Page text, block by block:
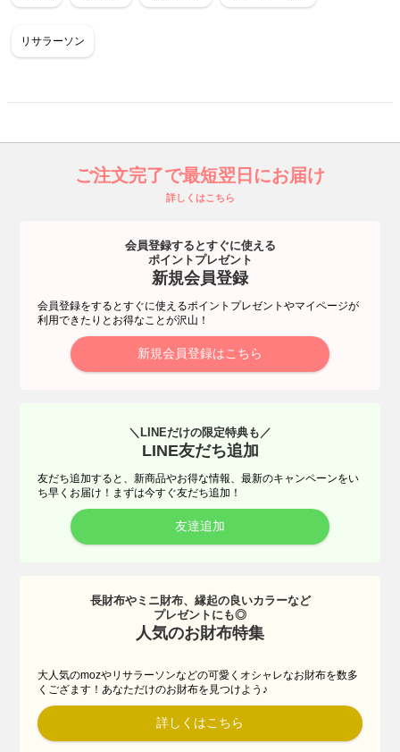
リサラーソン
ご注文完了で最短翌日にお届け
詳しくはこちら
会員登録するとすぐに使える
ポイントプレゼント
新規会員登録
会員登録をするとすぐに使えるポイントプレゼントやマイページが
利用できたりとお得なことが沢山！
新規会員登録はこちら
＼LINEだけの限定特典も／
LINE友だち追加
友だち追加すると、新商品やお得な情報、最新のキャンペーンをい
ち早くお届け！まずは今すぐ友だち追加！
友達追加
長財布やミニ財布、縁起の良いカラーなど
プレゼントにも◎
人気のお財布特集
大人気のmozやリサラーソンなどの可愛くオシャレなお財布を数多
くござます！あなただけのお財布を見つけよう♪
詳しくはこちら